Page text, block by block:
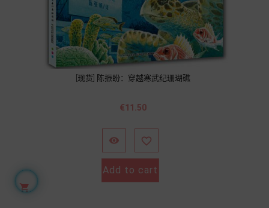
[现货] 陈振盼：穿越寒武纪珊瑚礁
Price
€11.50
 
Add to cart
